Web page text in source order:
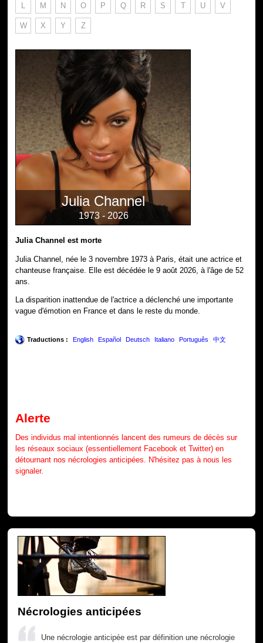
L M N O P Q R S T U V
W X Y Z
Julia Channel
1973 - 2026
Julia Channel est morte
Julia Channel, née le 3 novembre 1973 à Paris, était une actrice et
chanteuse française. Elle est décédée le 9 août 2026, à l'âge de 52
ans.
La disparition inattendue de l'actrice a déclenché une importante
vague d'émotion en France et dans le reste du monde.
Traductions : English Español Deutsch Italiano Português 中文
Alerte
Des individus mal intentionnés lancent des rumeurs de décès sur
les réseaux sociaux (essentiellement Facebook et Twitter) en
détournant nos nécrologies anticipées. N'hésitez pas à nous les
signaler.
Nécrologies anticipées
Une nécrologie anticipée est par définition une nécrologie